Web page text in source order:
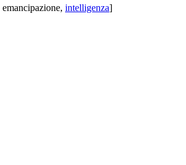
emancipazione, intelligenza]